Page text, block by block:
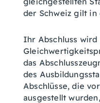
der Schweiz gilt in
Ihr Abschluss
das
des
Abschlüsse, die
ausgestellt